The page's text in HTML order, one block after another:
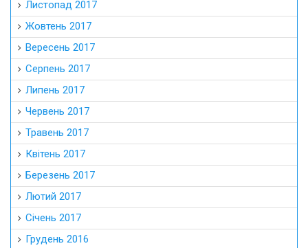
Листопад 2017
Жовтень 2017
Вересень 2017
Серпень 2017
Липень 2017
Червень 2017
Травень 2017
Квітень 2017
Березень 2017
Лютий 2017
Січень 2017
Грудень 2016